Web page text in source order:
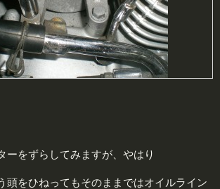
ーをずらしてみますが、やはり
頭をひねってもそのままではオイルライン